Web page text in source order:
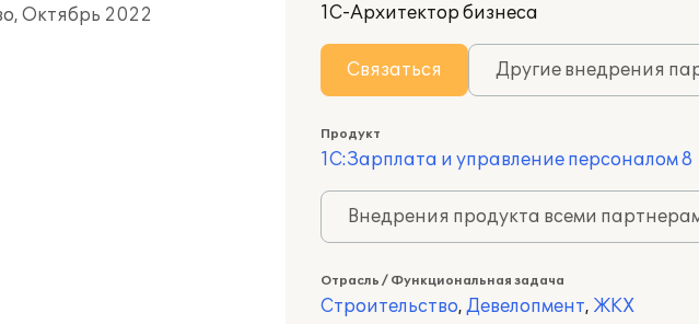
Октябрь 2022 1С-Архитектор бизнеса
Связаться Другие внедрения
Продукт
1С:Зарплата и управление персоналом 8
Внедрения продукта всеми
Отрасль / Функциональная задача
Строительство, Девелопмент, ЖКХ